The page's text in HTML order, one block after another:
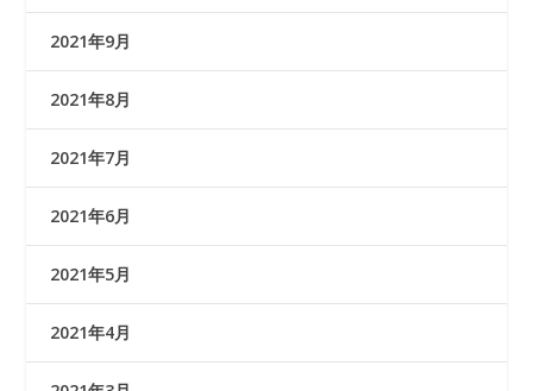
2021年9月
2021年8月
2021年7月
2021年6月
2021年5月
2021年4月